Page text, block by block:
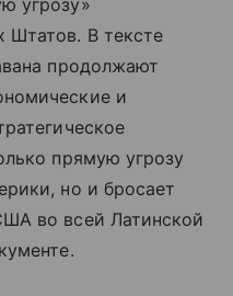
угрозу»
Штатов. В тексте
продолжают
и
прямую угрозу
но и бросает
во всей Латинской